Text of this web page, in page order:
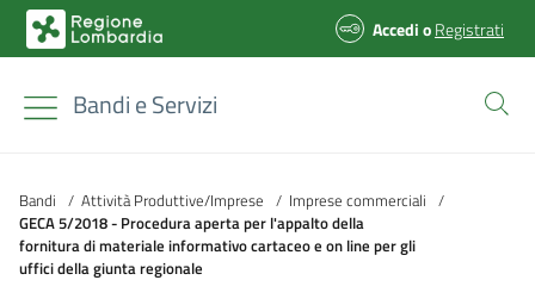
AccedioRegistrati
Bandi e Servizi
Bandi / Attività Produttive/Imprese / Imprese commerciali /
GECA 5/2018 - Procedura aperta per l'appalto della
fornitura di materiale informativo cartaceo e on line per gli
uffici della giunta regionale